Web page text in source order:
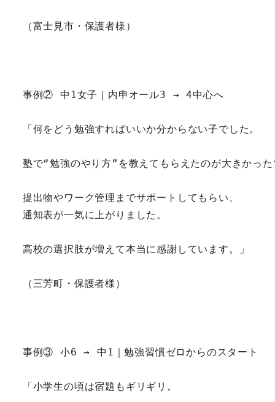
（富士見市・保護者様）
事例② 中1女子｜内申オール3 → 4中心へ
「何をどう勉強すればいいか分からない子でした。
塾で“勉強のやり方”を教えてもらえたのが大きかっ
提出物やワーク管理までサポートしてもらい、
通知表が一気に上がりました。
高校の選択肢が増えて本当に感謝しています。」
（三芳町・保護者様）
事例③ 小6 → 中1｜勉強習慣ゼロからのスタート
「小学生の頃は宿題もギリギリ。